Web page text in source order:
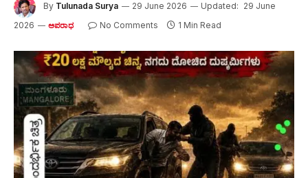
By Tulunada Surya 29 June 2026 Updated: 29 June
2026
ಅಪರಾಧ No Comments 1 Min Read